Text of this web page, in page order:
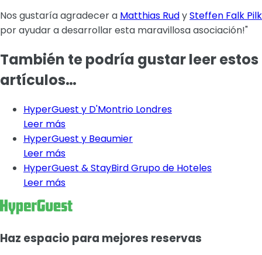
Nos gustaría agradecer a Matthias RudySteffen Falk Pilk
por ayudar a desarrollar esta maravillosa asociación!"
También te podría gustar leer estos
artículos…
HyperGuest y D'Montrio Londres
Leer más
HyperGuest y Beaumier
Leer más
HyperGuest & StayBird Grupo de Hoteles
Leer más
Haz espacio para mejores reservas